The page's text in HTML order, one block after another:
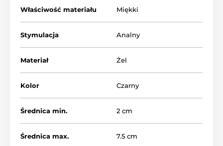
Właściwość materiału Miękki
Stymulacja Analny
Materiał Żel
Kolor Czarny
Średnica min. 2 cm
Średnica max. 7.5 cm